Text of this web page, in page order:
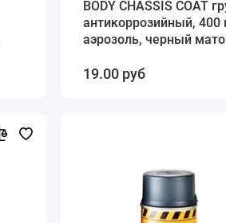
BODY CHASSIS COAT
антикоррозийный, 400
аэрозоль, черный
19.00 руб